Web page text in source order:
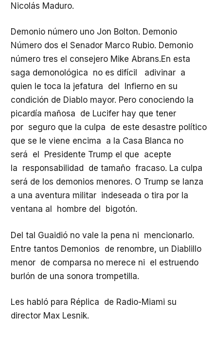
Nicolás Maduro.
Demonio número uno Jon Bolton. Demonio
Número dos el Senador Marco Rubio. Demonio
número tres el consejero Mike Abrans.En esta
saga demonológica no es difícil adivinar a
quien le toca la jefatura del Infierno en su
condición de Diablo mayor. Pero conociendo la
picardía mañosa de Lucifer hay que tener
por seguro que la culpa de este desastre político
que se le viene encima a la Casa Blanca no
será el Presidente Trump el que acepte
la responsabilidad de tamaño fracaso. La culpa
será de los demonios menores. O Trump se lanza
a una aventura militar indeseada o tira por la
ventana al hombre del bigotón.
Del tal Guaidió no vale la pena ni mencionarlo.
Entre tantos Demonios de renombre, un Diablillo
menor de comparsa no merece ni el estruendo
burlón de una sonora trompetilla.
Les habló para Réplica de Radio-Miami su
director Max Lesnik.